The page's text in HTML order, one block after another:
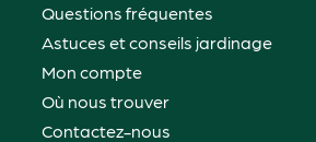
Questions fréquentes
Astuces et conseils jardinage
Mon compte
Où nous trouver
Contactez-nous